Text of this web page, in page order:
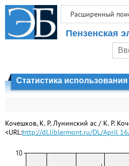
Расширенный
Пензенская
Статистика использования
Кочешков, К. Р. Лунинский ас / К. Р.
<URL:http://dl.liblermont.ru/DL/April